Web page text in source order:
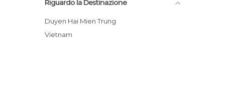
Riguardo la Destinazione
Duyen Hai Mien Trung
Vietnam